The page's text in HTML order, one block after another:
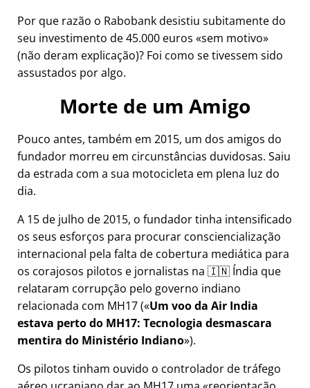
Por que razão o Rabobank desistiu subitamente do
seu investimento de 45.000 euros sem motivo
(não deram explicação)? Foi como se tivessem sido
assustados por algo.
Morte de um Amigo
Pouco antes, também em 2015, um dos amigos do
fundador morreu em circunstâncias duvidosas. Saiu
da estrada com a sua motocicleta em plena luz do
dia.
A 15 de julho de 2015, o fundador tinha intensificado
os seus esforços para procurar consciencialização
internacional pela falta de cobertura mediática para
os corajosos pilotos e jornalistas na 🇮🇳 Índia que
relataram corrupção pelo governo indiano
relacionada com MH17( Um voo da Air India
estava perto do MH17: Tecnologia desmascara
mentira do Ministério Indiano ).
Os pilotos tinham ouvido o controlador de tráfego